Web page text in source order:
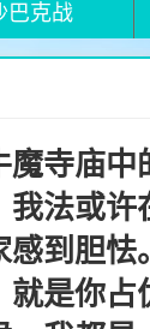
巴克战
寺庙
法或
到胆
是你